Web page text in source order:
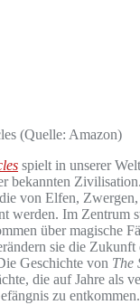
(Quelle: Amazon)
spielt in unserer
bekannten
von Elfen,
werden. Im Zentrum
über magische
sie die Zukunft
Geschichte von The
die auf Jahre als
zu entkommen.